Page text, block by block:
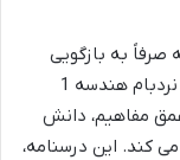
صرفاً به بازگویی
مطالب کتاب درسی می پردازند، درسنامه نردبام هندسه 1
عمق مفاهیم، دانش
کند. این درسنامه،